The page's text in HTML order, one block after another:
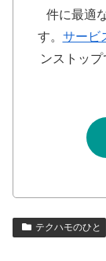
件に最適
す。 サービ
ンストッ
テクハモのひと